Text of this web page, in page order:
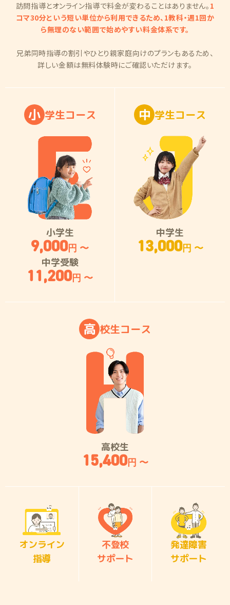
訪問指導とオンライン指導で料金が変わることはありません。 1
コマ30分という短い単位から利用できるため、1教科・週1回か
ら無理のない範囲で始めやすい料金体系です。
兄弟同時指導の割引やひとり親家庭向けのプランもあるため、
詳しい金額は無料体験時にご確認いただけます。
小 学生コース
小学生
9,000円 〜
中学受験
11,200円 〜
中 学生コース
中学生
13,000円 〜
高 校生コース
高校生
15,400円 〜
オンライン
指導
不登校
サポート
発達障害
サポート